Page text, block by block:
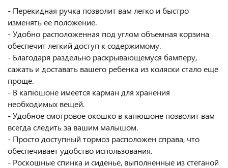
- Перекидная ручка позволит вам легко и быстро
изменять ее положение.
- Удобно расположенная под углом объемная корзина
обеспечит легкий доступ к содержимому.
- Благодаря раздельно раскрывающемуся бамперу,
сажать и доставать вашего ребенка из коляски стало еще
проще.
- В капюшоне имеется карман для хранения
необходимых вещей.
- Удобное смотровое окошко в капюшоне позволит вам
всегда следить за вашим малышом.
- Просто доступный тормоз расположен справа, что
обеспечивает удобство использования.
- Роскошные спинка и сиденье, выполненные из стеганой